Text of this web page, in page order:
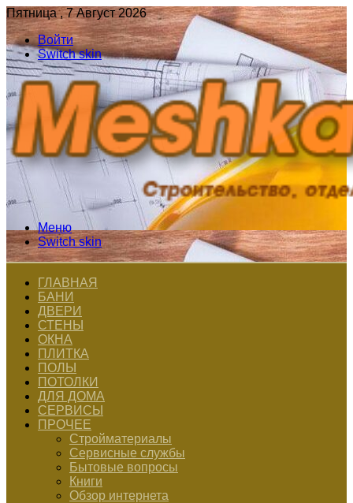
Пятница , 7 Август 2026
Войти
Switch skin
Меню
Switch skin
ГЛАВНАЯ
БАНИ
ДВЕРИ
СТЕНЫ
ОКНА
ПЛИТКА
ПОЛЫ
ПОТОЛКИ
ДЛЯ ДОМА
СЕРВИСЫ
ПРОЧЕЕ
Стройматериалы
Сервисные службы
Бытовые вопросы
Книги
Обзор интернета